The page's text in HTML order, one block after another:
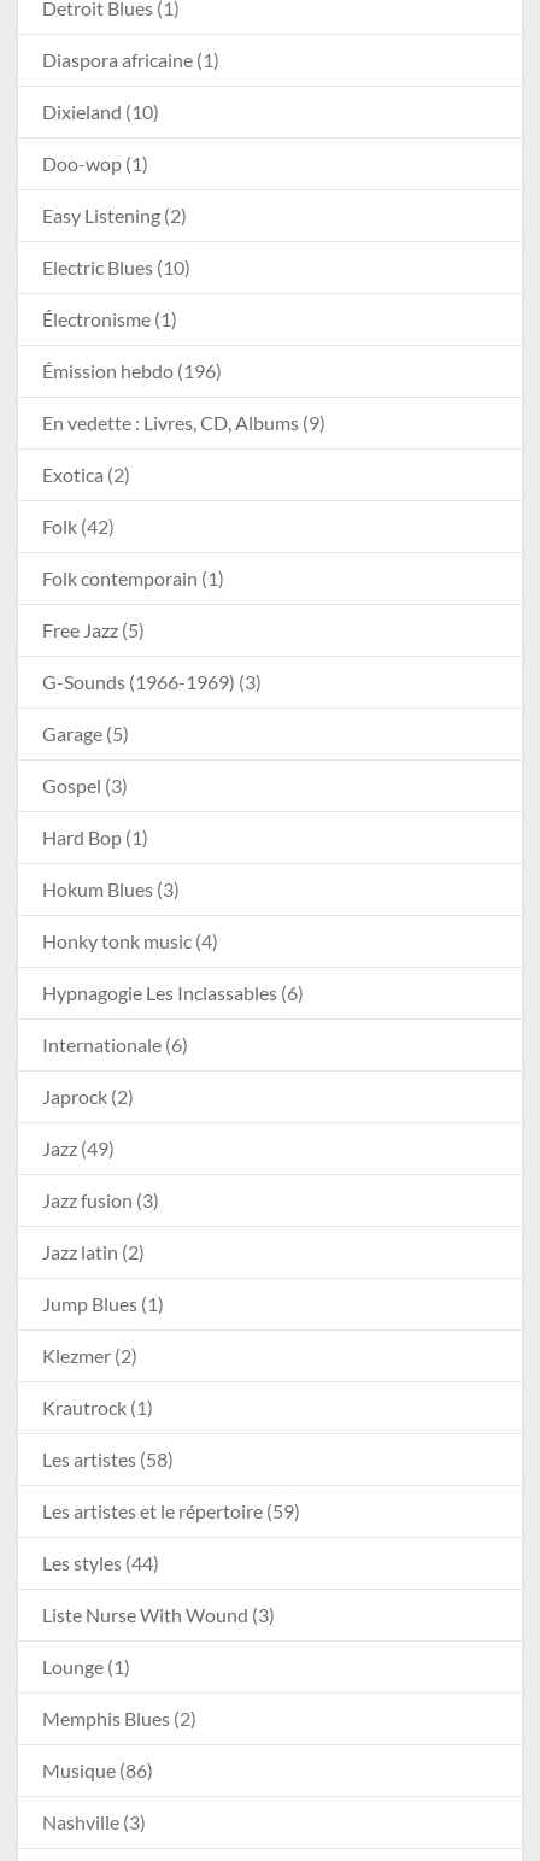
Detroit Blues (1)
Diaspora africaine (1)
Dixieland (10)
Doo-wop (1)
Easy Listening (2)
Electric Blues (10)
Électronisme (1)
Émission hebdo (196)
En vedette : Livres, CD, Albums (9)
Exotica (2)
Folk (42)
Folk contemporain (1)
Free Jazz (5)
G-Sounds (1966-1969) (3)
Garage (5)
Gospel (3)
Hard Bop (1)
Hokum Blues (3)
Honky tonk music (4)
Hypnagogie Les Inclassables (6)
Internationale (6)
Japrock (2)
Jazz (49)
Jazz fusion (3)
Jazz latin (2)
Jump Blues (1)
Klezmer (2)
Krautrock (1)
Les artistes (58)
Les artistes et le répertoire (59)
Les styles (44)
Liste Nurse With Wound (3)
Lounge (1)
Memphis Blues (2)
Musique (86)
Nashville (3)